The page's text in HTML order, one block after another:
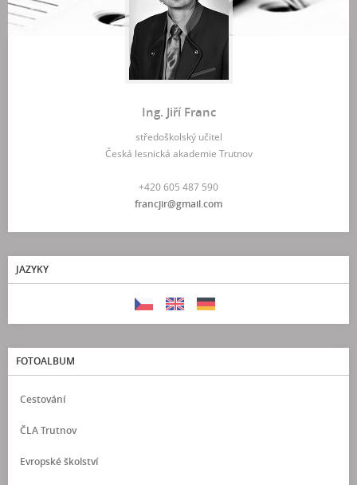
Ing. Jiří Franc
středoškolský učitel
Česká lesnická akademie Trutnov
+420 605 487 590
francjir@gmail.com
JAZYKY
FOTOALBUM
Cestování
ČLA Trutnov
Evropské školství